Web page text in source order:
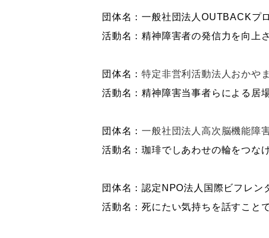
団体名：一般社団法人OUTBACKプ
活動名：精神障害者の発信力を向上
団体名：特定非営利活動法人おかやま
活動名：精神障害当事者らによる居
団体名：一般社団法人高次脳機能障
活動名：珈琲でしあわせの輪をつな
団体名：認定 NPO法人国際ビフレン
活動名：死にたい気持ちを話すこと